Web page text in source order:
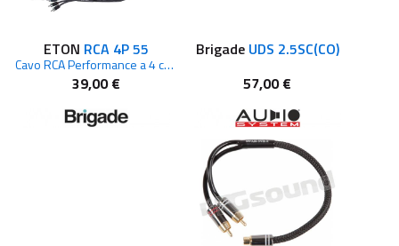
ETON RCA 4P 55
Cavo RCA Performance a 4 canali da 5,5 m
39,00 €
Brigade UDS 2.5SC(CO)
57,00 €